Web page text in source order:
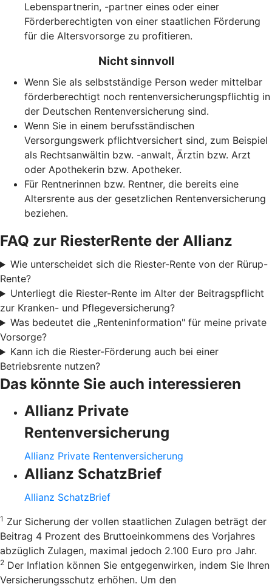
Lebenspartnerin, -partner eines oder einer
Förderberechtigten von einer staatlichen Förderung
für die Altersvorsorge zu profitieren.
Nicht sinnvoll
Wenn Sie als selbstständige Person weder mittelbar
förderberechtigt noch rentenversicherungspflichtig in
der Deutschen Rentenversicherung sind.
Wenn Sie in einem berufsständischen
Versorgungswerk pflichtversichert sind, zum Beispiel
als Rechtsanwältin bzw. -anwalt, Ärztin bzw. Arzt
oder Apothekerin bzw. Apotheker.
Für Rentnerinnen bzw. Rentner, die bereits eine
Altersrente aus der gesetzlichen Rentenversicherung
beziehen.
FAQ zur RiesterRente der Allianz
Wie unterscheidet sich die Riester-Rente von der Rürup-
Rente?
Unterliegt die Riester-Rente im Alter der Beitragspflicht
zur Kranken- und Pflegeversicherung?
Was bedeutet die „Renteninformation" für meine private
Vorsorge?
Kann ich die Riester-Förderung auch bei einer
Betriebsrente nutzen?
Das könnte Sie auch interessieren
Allianz Private
Rentenversicherung
Allianz Private Rentenversicherung
Allianz SchatzBrief
Allianz SchatzBrief
1 Zur Sicherung der vollen staatlichen Zulagen beträgt der
Beitrag 4 Prozent des Bruttoeinkommens des Vorjahres
abzüglich Zulagen, maximal jedoch 2.100 Euro pro Jahr.
2 Der Inflation können Sie entgegenwirken, indem Sie Ihren
Versicherungsschutz erhöhen. Um den